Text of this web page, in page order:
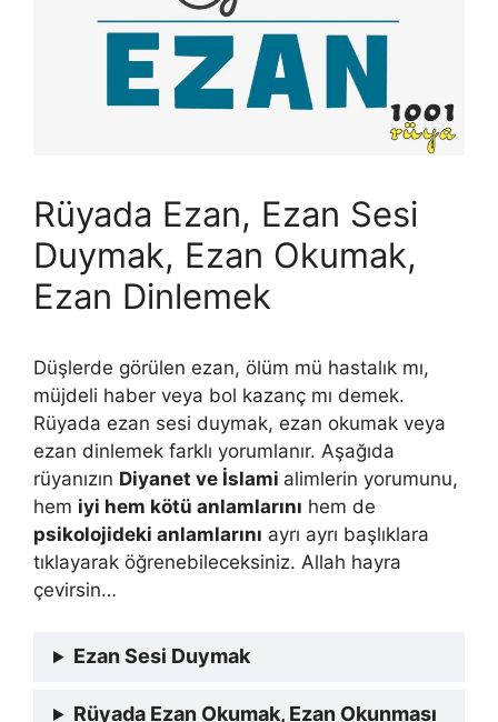
Rüyada Ezan, Ezan Sesi
Duymak, Ezan Okumak,
Ezan Dinlemek
Düşlerde görülen ezan, ölüm mü hastalık mı,
müjdeli haber veya bol kazanç mı demek.
Rüyada ezan sesi duymak, ezan okumak veya
ezan dinlemek farklı yorumlanır. Aşağıda
rüyanızın Diyanet ve İslami alimlerin yorumunu,
hem iyi hem kötü anlamlarını hem de
psikolojideki anlamlarını ayrı ayrı başlıklara
tıklayarak öğrenebileceksiniz. Allah hayra
çevirsin…
Ezan Sesi Duymak
Rüyada Ezan Okumak, Ezan Okunması